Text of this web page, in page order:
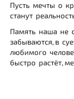
Пусть мечты о
станут
Память наша не
забываются, в
любимого
быстро растёт,